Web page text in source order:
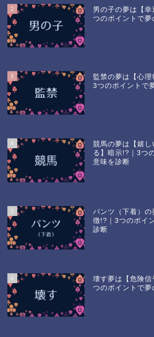
2
男の子の夢は【
つのポイントで夢
3
監禁の夢は【心理
3つのポイントで
4
競馬の夢は【嬉し
る】暗示!?｜3つ
意味を診断
5
パンツ（下着）の
徴!?｜3つのポイ
診断
6
壊す夢は【危険
つのポイントで夢